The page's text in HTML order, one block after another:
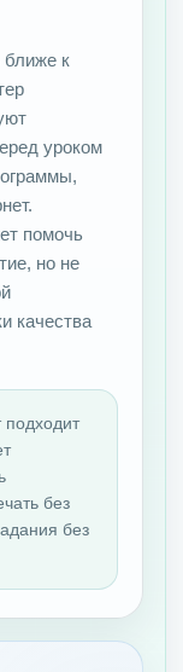
ближе к
уроком
помочь
но не
качества
подходит
без
без